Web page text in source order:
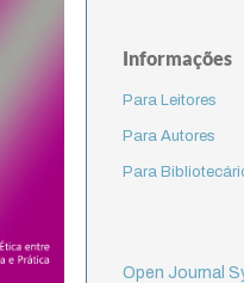
Informações
Para Leitores
Para Autores
Para
Open Journal